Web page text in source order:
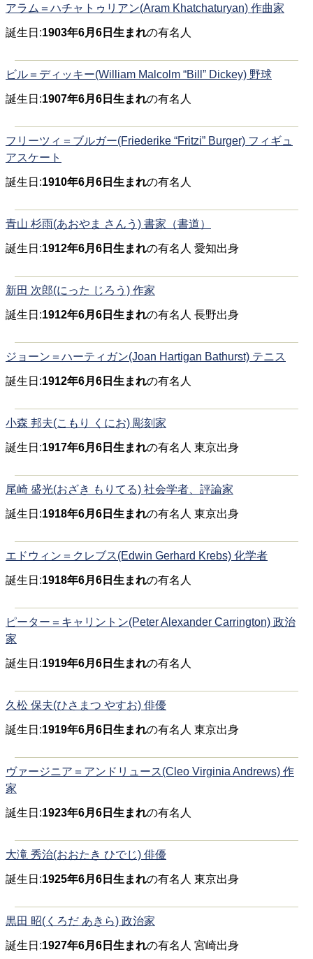
アラム＝ハチャトゥリアン(Aram Khatchaturyan) 作曲家
誕生日:1903年6月6日生まれの有名人
ビル＝ディッキー(William Malcolm “Bill” Dickey) 野球
誕生日:1907年6月6日生まれの有名人
フリーツィ＝ブルガー(Friederike “Fritzi” Burger) フィギュ
アスケート
誕生日:1910年6月6日生まれの有名人
青山 杉雨(あおやま さんう) 書家（書道）
誕生日:1912年6月6日生まれの有名人 愛知出身
新田 次郎(にった じろう) 作家
誕生日:1912年6月6日生まれの有名人 長野出身
ジョーン＝ハーティガン(Joan Hartigan Bathurst) テニス
誕生日:1912年6月6日生まれの有名人
小森 邦夫(こもり くにお) 彫刻家
誕生日:1917年6月6日生まれの有名人 東京出身
尾崎 盛光(おざき もりてる) 社会学者、評論家
誕生日:1918年6月6日生まれの有名人 東京出身
エドウィン＝クレブス(Edwin Gerhard Krebs) 化学者
誕生日:1918年6月6日生まれの有名人
ピーター＝キャリントン(Peter Alexander Carrington) 政治
家
誕生日:1919年6月6日生まれの有名人
久松 保夫(ひさまつ やすお) 俳優
誕生日:1919年6月6日生まれの有名人 東京出身
ヴァージニア＝アンドリュース(Cleo Virginia Andrews) 作
家
誕生日:1923年6月6日生まれの有名人
大滝 秀治(おおたき ひでじ) 俳優
誕生日:1925年6月6日生まれの有名人 東京出身
黒田 昭(くろだ あきら) 政治家
誕生日:1927年6月6日生まれの有名人 宮崎出身